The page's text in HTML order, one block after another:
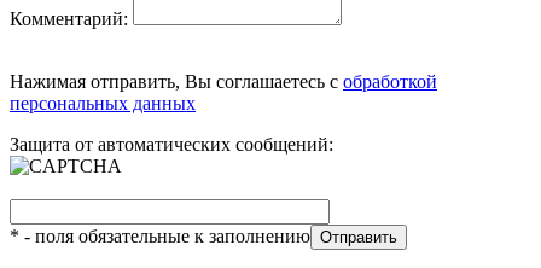
Комментарий:
Нажимая отправить, Вы соглашаетесь с обработкой
персональных данных
Защита от автоматических сообщений:
* - поля обязательные к заполнению